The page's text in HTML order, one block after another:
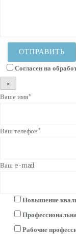
Согласен на
×
Ваше имя*
Ваш телефон*
Ваш e-mail
Повышение
Рабочие